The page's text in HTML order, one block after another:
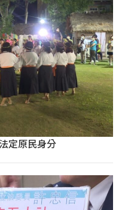
定原民身分